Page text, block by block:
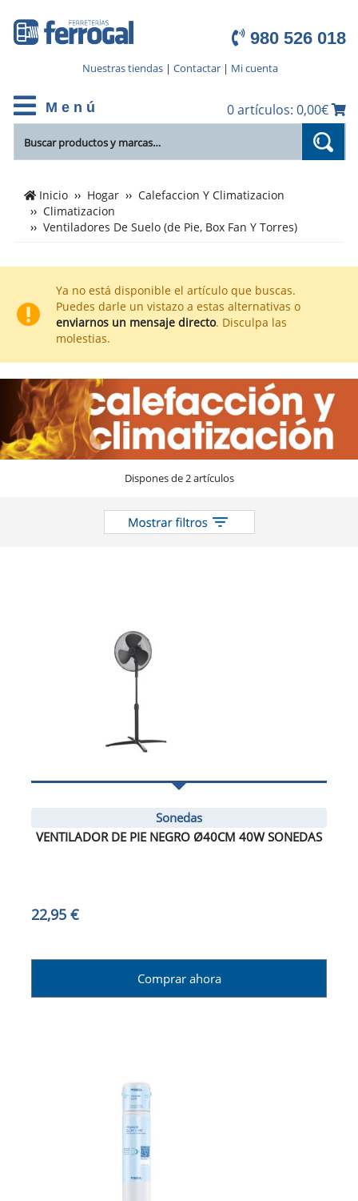
980 526 018
Nuestras tiendas| Contactar| Mi cuenta
M e n ú 0 artículos: 0,00€
Cientos
de
productos
Ventiladores
Suelo
(de
Box
Fan
Y
Torres)
en
el
Inicio Hogar
Calefaccion Y Climatizacion
Climatizacion
Ventiladores De Suelo (de Pie, Box Fan Y Torres)
Ya no está disponible el artículo que buscas.
Puedes darle un vistazo a estas alternativas o
enviarnos un mensaje directo. Disculpa las
molestias.
Dispones de 2 artículos
Sonedas
VENTILADOR DE PIE NEGRO Ø40CM 40W SONEDAS
22,95 €
Comprar ahora